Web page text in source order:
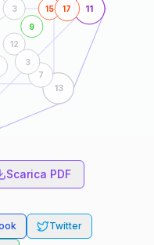
11
13
12
9
15 17
3
7
3
Scarica PDF
Twitter